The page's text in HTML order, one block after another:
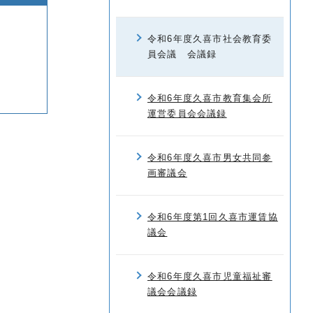
令和6年度久喜市社会教育委
員会議 会議録
令和6年度久喜市教育集会所
運営委員会会議録
令和6年度久喜市男女共同参
画審議会
令和6年度第1回久喜市運賃協
議会
令和6年度久喜市児童福祉審
議会会議録